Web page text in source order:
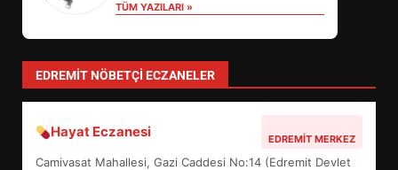
TÜM YAZILARI »
EDREMIT NÖBETÇI ECZANELER
Hayat Eczanesi EDREMIT MERKEZ
Camivasat Mahallesi, Gazi Caddesi No:14 (Edremit Devlet
4
BALIKESİR MÜZELERİNDE SÜRE
UZATILDI: NE DEĞİŞTİ?